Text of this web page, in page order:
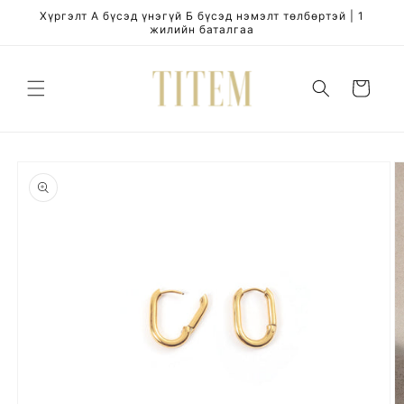
Skip to
content
Хүргэлт А бүсэд үнэгүй Б бүсэд нэмэлт төлбөртэй | 1
жилийн баталгаа
Cart
product
information